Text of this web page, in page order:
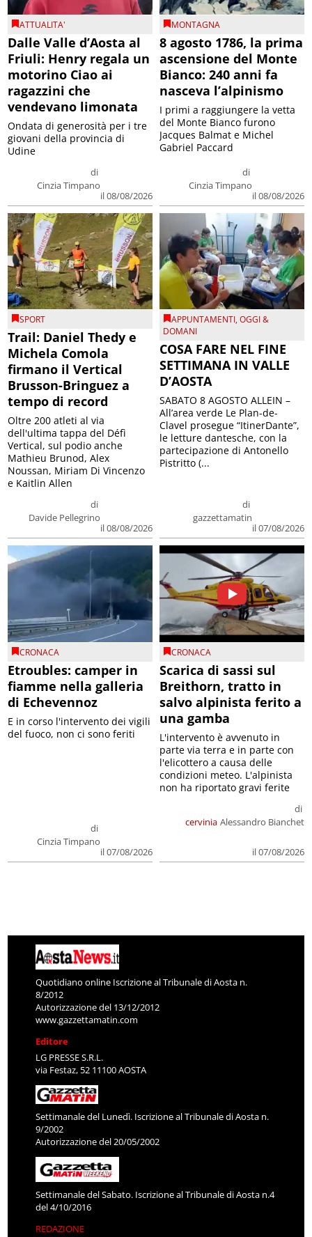
ATTUALITA'
Dalle Valle d’Aosta al
Friuli: Henry regala un
motorino Ciao ai
ragazzini che
vendevano limonata
di
Cinzia Timpano
il 08/08/2026
Ondata di generosità per i tre
giovani della provincia di
Udine
MONTAGNA
8 agosto 1786, la prima
ascensione del Monte
Bianco: 240 anni fa
nasceva l’alpinismo
di
Cinzia Timpano
il 08/08/2026
I primi a raggiungere la vetta
del Monte Bianco furono
Jacques Balmat e Michel
Gabriel Paccard
SPORT
Trail: Daniel Thedy e
Michela Comola
firmano il Vertical
Brusson-Bringuez a
tempo di record
di
Davide Pellegrino
il 08/08/2026
Oltre 200 atleti al via
dell'ultima tappa del Défì
Vertical, sul podio anche
Mathieu Brunod, Alex
Noussan, Miriam Di Vincenzo
e Kaitlin Allen
APPUNTAMENTI,OGGI &
DOMANI
COSA FARE NEL FINE
SETTIMANA IN VALLE
D’AOSTA
di
gazzettamatin
il 07/08/2026
SABATO 8 AGOSTO ALLEIN –
All’area verde Le Plan-de-
Clavel prosegue “ItinerDante”,
le letture dantesche, con la
partecipazione di Antonello
Pistritto (...
CRONACA
Etroubles: camper in
fiamme nella galleria
di Echevennoz
di
Cinzia Timpano
il 07/08/2026
E in corso l'intervento dei vigili
del fuoco, non ci sono feriti
CRONACA
Scarica di sassi sul
Breithorn, tratto in
salvo alpinista ferito a
una gamba
cervinia
di
Alessandro Bianchet
il 07/08/2026
L'intervento è avvenuto in
parte via terra e in parte con
l'elicottero a causa delle
condizioni meteo. L'alpinista
non ha riportato gravi ferite
Quotidiano online Iscrizione al Tribunale di Aosta n.
8/2012
Autorizzazione del 13/12/2012
www.gazzettamatin.com
Editore
LG PRESSE S.R.L.
via Festaz, 52 11100 AOSTA
Settimanale del Lunedì. Iscrizione al Tribunale di Aosta n.
9/2002
Autorizzazione del 20/05/2002
Settimanale del Sabato. Iscrizione al Tribunale di Aosta n.4
del 4/10/2016
REDAZIONE